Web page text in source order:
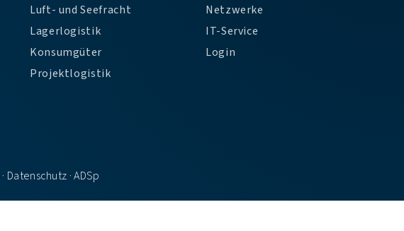
Luft- und Seefracht
Lagerlogistik
Konsumgüter
Projektlogistik
Netzwerke
IT-Service
Login
· Datenschutz ·ADSp